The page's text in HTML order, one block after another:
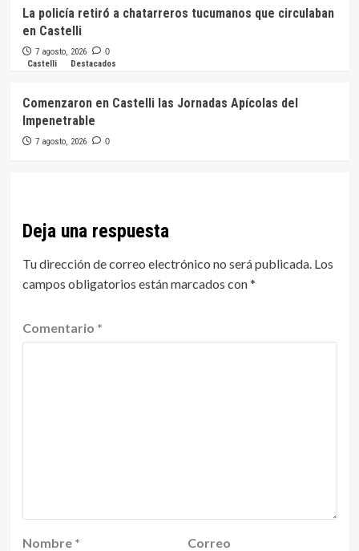
La policía retiró a chatarreros tucumanos que circulaban
en Castelli
7 agosto, 2026 0
Castelli Destacados
Comenzaron en Castelli las Jornadas Apícolas del
Impenetrable
7 agosto, 2026 0
Deja una respuesta
Tu dirección de correo electrónico no será publicada. Los
campos obligatorios están marcados con*
Comentario *
Nombre *
Correo